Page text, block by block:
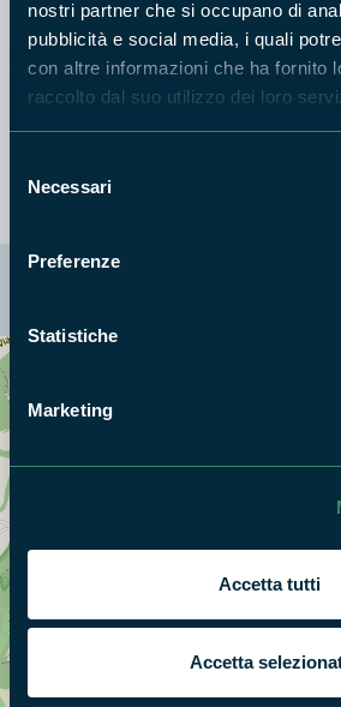
nostri partner che si occupano di
pubblicità e social media, i quali
con altre informazioni che ha fornito
raccolto dal suo utilizzo dei loro
delNecessari
Preferenze
Statistiche
Marketing
Accetta tutti
Accetta
per gli adulti (salvo se
prenotazione), nulla per i ragazzi
Scarica in alto a destra le attività